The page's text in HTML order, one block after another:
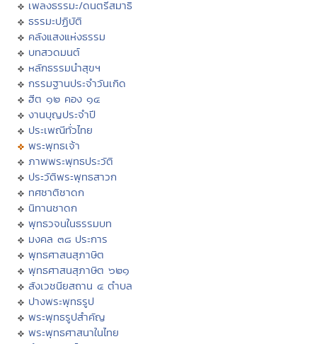
เพลงธรรมะ/ดนตรีสมาธิ
ธรรมะปฏิบัติ
คลังแสงแห่งธรรม
บทสวดมนต์
หลักธรรมนำสุขฯ
กรรมฐานประจำวันเกิด
ฮีต ๑๒ คอง ๑๔
งานบุญประจำปี
ประเพณีทั่วไทย
พระพุทธเจ้า
ภาพพระพุทธประวัติ
ประวัติพระพุทธสาวก
ทศชาติชาดก
นิทานชาดก
พุทธวจนในธรรมบท
มงคล ๓๘ ประการ
พุทธศาสนสุภาษิต
พุทธศาสนสุภาษิต ๖๒๑
สังเวชนียสถาน ๔ ตำบล
ปางพระพุทธรูป
พระพุทธรูปสำคัญ
พระพุทธศาสนาในไทย